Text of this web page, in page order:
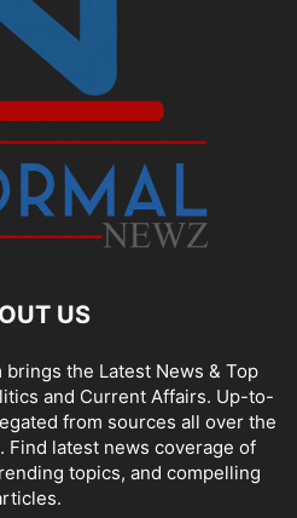
US
the Latest News & Top
and Current Affairs. Up-to-
from sources all over the
Find latest news coverage of
topics, and compelling